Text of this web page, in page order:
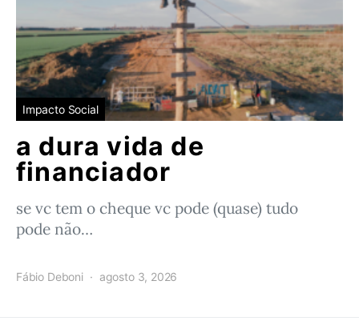
Impacto Social
a dura vida de
financiador
se vc tem o cheque vc pode (quase) tudo
pode não…
Fábio Deboni agosto 3, 2026